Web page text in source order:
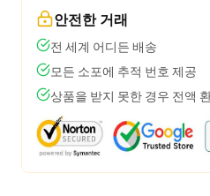
안전한 거래
전 세계 어디든 배송
모든 소포에 추적 번호 제공
상품을 받지 못한 경우 전액